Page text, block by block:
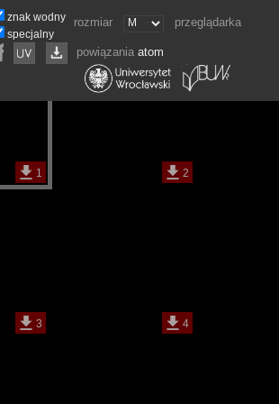
znak wodny
specjalny
rozmiar przeglądarka
powiązaniaatom
1 2
3 4